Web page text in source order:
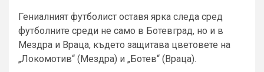
Гениалният футболист оставя ярка следа сред
футболните среди не само в Ботевград, но и в
Мездра и Враца, където защитава цветовете на
„Локомотив“ (Мездра) и „Ботев“ (Враца).